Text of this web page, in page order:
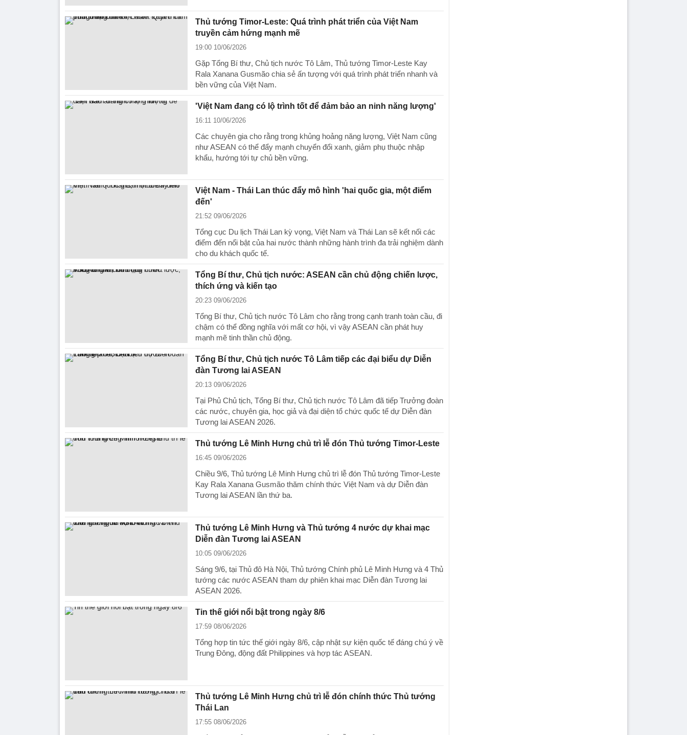
Thủ tướng Timor-Leste: Quá trình phát triển của Việt Nam
truyền cảm hứng mạnh mẽ
19:00 10/06/2026
Gặp Tổng Bí thư, Chủ tịch nước Tô Lâm, Thủ tướng Timor-Leste Kay
Rala Xanana Gusmão chia sẻ ấn tượng với quá trình phát triển nhanh và
bền vững của Việt Nam.
'Việt Nam đang có lộ trình tốt để đảm bảo an ninh năng lượng'
16:11 10/06/2026
Các chuyên gia cho rằng trong khủng hoảng năng lượng, Việt Nam cũng
như ASEAN có thể đẩy mạnh chuyển đổi xanh, giảm phụ thuộc nhập
khẩu, hướng tới tự chủ bền vững.
Việt Nam - Thái Lan thúc đẩy mô hình 'hai quốc gia, một điểm
đến'
21:52 09/06/2026
Tổng cục Du lịch Thái Lan kỳ vọng, Việt Nam và Thái Lan sẽ kết nối các
điểm đến nổi bật của hai nước thành những hành trình đa trải nghiệm dành
cho du khách quốc tế.
Tổng Bí thư, Chủ tịch nước: ASEAN cần chủ động chiến lược,
thích ứng và kiến tạo
20:23 09/06/2026
Tổng Bí thư, Chủ tịch nước Tô Lâm cho rằng trong cạnh tranh toàn cầu, đi
chậm có thể đồng nghĩa với mất cơ hội, vì vậy ASEAN cần phát huy
mạnh mẽ tinh thần chủ động.
Tổng Bí thư, Chủ tịch nước Tô Lâm tiếp các đại biểu dự Diễn
đàn Tương lai ASEAN
20:13 09/06/2026
Tại Phủ Chủ tịch, Tổng Bí thư, Chủ tịch nước Tô Lâm đã tiếp Trưởng đoàn
các nước, chuyên gia, học giả và đại diện tổ chức quốc tế dự Diễn đàn
Tương lai ASEAN 2026.
Thủ tướng Lê Minh Hưng chủ trì lễ đón Thủ tướng Timor-Leste
16:45 09/06/2026
Chiều 9/6, Thủ tướng Lê Minh Hưng chủ trì lễ đón Thủ tướng Timor-Leste
Kay Rala Xanana Gusmão thăm chính thức Việt Nam và dự Diễn đàn
Tương lai ASEAN lần thứ ba.
Thủ tướng Lê Minh Hưng và Thủ tướng 4 nước dự khai mạc
Diễn đàn Tương lai ASEAN
10:05 09/06/2026
Sáng 9/6, tại Thủ đô Hà Nội, Thủ tướng Chính phủ Lê Minh Hưng và 4 Thủ
tướng các nước ASEAN tham dự phiên khai mạc Diễn đàn Tương lai
ASEAN 2026.
Tin thế giới nổi bật trong ngày 8/6
17:59 08/06/2026
Tổng hợp tin tức thế giới ngày 8/6, cập nhật sự kiện quốc tế đáng chú ý về
Trung Đông, động đất Philippines và hợp tác ASEAN.
Thủ tướng Lê Minh Hưng chủ trì lễ đón chính thức Thủ tướng
Thái Lan
17:55 08/06/2026